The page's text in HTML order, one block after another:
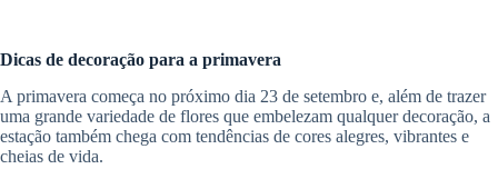
Dicas de decoração para a primavera
A primavera começa no próximo dia 23 de setembro e, além de trazer
uma grande variedade de flores que embelezam qualquer decoração, a
estação também chega com tendências de cores alegres, vibrantes e
cheias de vida.